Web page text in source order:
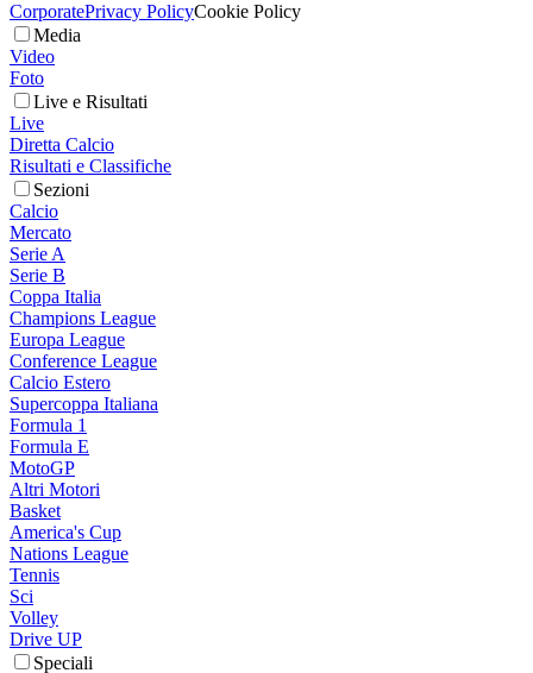
CorporatePrivacy PolicyCookie Policy
Media
Video
Foto
Live e Risultati
Live
Diretta Calcio
Risultati e Classifiche
Sezioni
Calcio
Mercato
Serie A
Serie B
Coppa Italia
Champions League
Europa League
Conference League
Calcio Estero
Supercoppa Italiana
Formula 1
Formula E
MotoGP
Altri Motori
Basket
America's Cup
Nations League
Tennis
Sci
Volley
Drive UP
Speciali